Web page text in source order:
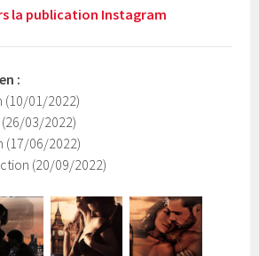
la publication Instagram
:
(10/01/2022)
03/2022)
(17/06/2022)
(20/09/2022)